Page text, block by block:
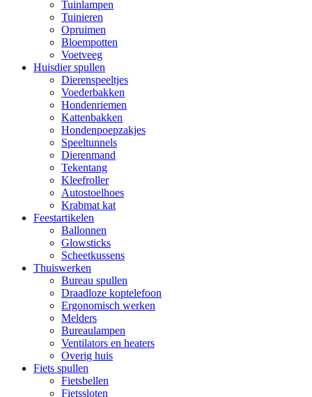
Tuinlampen
Tuinieren
Opruimen
Bloempotten
Voetveeg
Huisdier spullen
Dierenspeeltjes
Voederbakken
Hondenriemen
Kattenbakken
Hondenpoepzakjes
Speeltunnels
Dierenmand
Tekentang
Kleefroller
Autostoelhoes
Krabmat kat
Feestartikelen
Ballonnen
Glowsticks
Scheetkussens
Thuiswerken
Bureau spullen
Draadloze koptelefoon
Ergonomisch werken
Melders
Bureaulampen
Ventilators en heaters
Overig huis
Fiets spullen
Fietsbellen
Fietssloten